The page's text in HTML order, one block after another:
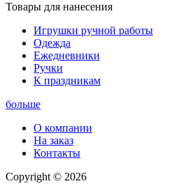
Товары для нанесения
Игрушки ручной работы
Одежда
Ежедневники
Ручки
К праздникам
больше
О компании
На заказ
Контакты
Copyright © 2026